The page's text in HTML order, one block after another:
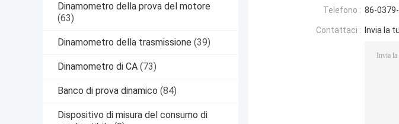
Dinamometro della prova del motore
(63)
Dinamometro della trasmissione (39)
Dinamometro di CA (73)
Banco di prova dinamico (84)
Dispositivo di misura del consumo di
Telefono : 86-
Contattaci : Invia la